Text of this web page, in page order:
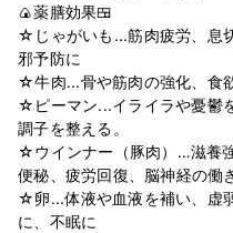
🍙薬膳効果🍱
☆じゃがいも...筋肉疲労、息
邪予防に
☆牛肉...骨や筋肉の強化、食
☆ピーマン...イライラや憂鬱
調子を整える。
☆ウインナー（豚肉）…滋養
便秘、疲労回復、脳神経の働
☆卵...体液や血液を補い、虚
に、不眠に